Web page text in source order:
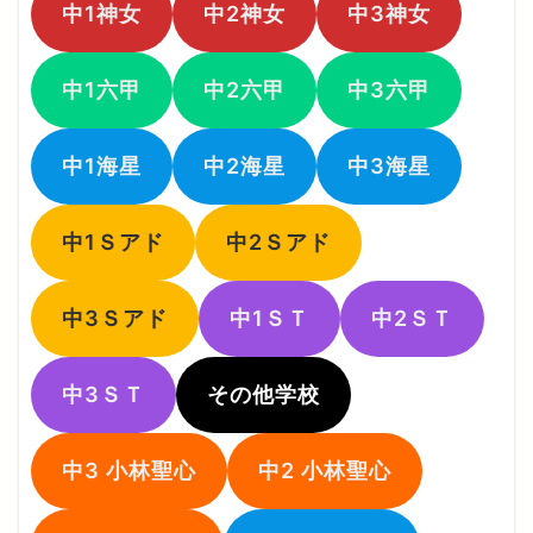
中1神女 中2神女 中3神女
中1六甲 中2六甲 中3六甲
中1海星 中2海星 中3海星
中1Ｓアド 中2Ｓアド
中3Ｓアド 中1ＳＴ 中2ＳＴ
中3ＳＴ その他学校
中3 小林聖心 中2 小林聖心